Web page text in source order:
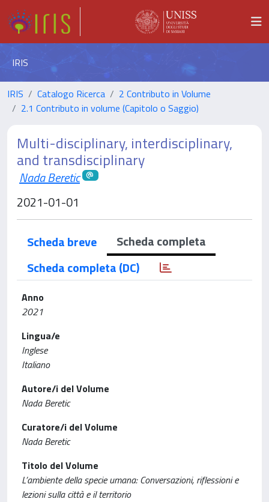
IRIS
IRIS Catalogo Ricerca
2 Contributo in Volume
2.1 Contributo in volume (Capitolo o Saggio)
Multi-disciplinary, interdisciplinary,
and transdisciplinary
Nada Beretic
2021-01-01
Scheda breve
Scheda completa
Scheda completa (DC)
Anno
2021
Lingua/e
Inglese
Italiano
Autore/i del Volume
Nada Beretic
Curatore/i del Volume
Nada Beretic
Titolo del Volume
L’ambiente della specie umana: Conversazioni, riflessioni e
lezioni sulla città e il territorio